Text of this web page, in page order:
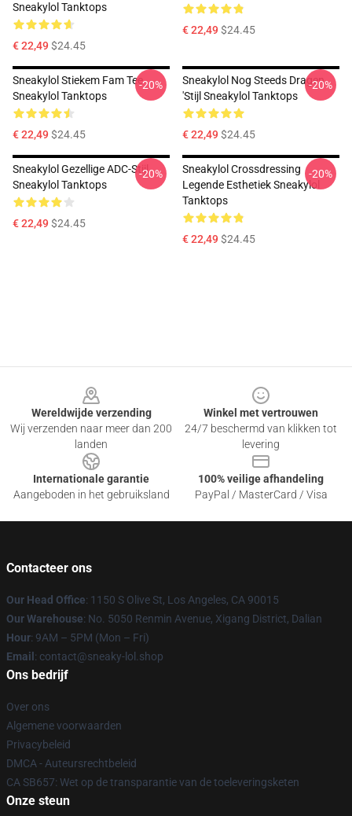
Sneakylol Tanktops
€ 22,49$24.45
€ 22,49$24.45
Sneakylol Stiekem Fam Tee
Sneakylol Tanktops
€ 22,49$24.45
-20%
Sneakylol Nog Steeds Dragen
'Stijl Sneakylol Tanktops
€ 22,49$24.45
-20%
Sneakylol Gezellige ADC-Stijl
Sneakylol Tanktops
€ 22,49$24.45
-20%
Sneakylol Crossdressing
Legende Esthetiek Sneakylol
Tanktops
€ 22,49$24.45
-20%
Wereldwijde verzending
Wij verzenden naar meer dan 200
landen
Winkel met vertrouwen
24/7 beschermd van klikken tot
levering
Internationale garantie
Aangeboden in het gebruiksland
100% veilige afhandeling
PayPal / MasterCard / Visa
Contacteer ons
Our Head Office: 1150 S Olive St, Los Angeles, CA 90015
Our Warehouse: No. 5050 Renmin Avenue, Xigang District, Dalian
Hour: 9AM – 5PM (Mon – Fri)
Email : contact@sneaky-lol.shop
Ons bedrijf
Over ons
Algemene voorwaarden
Privacybeleid
DMCA - Auteursrechtbeleid
CA SB657: Wet op de transparantie van de toeleveringsketen
Onze steun